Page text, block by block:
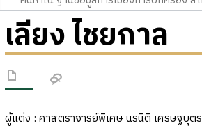
เลียง ไชยกาล
ผู้แต่ง : ศาสตราจารย์พิเศษ นรนิติ เศรษฐบุตร